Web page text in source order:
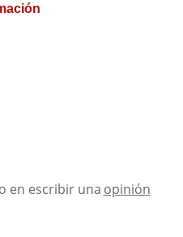
en escribir una opinión